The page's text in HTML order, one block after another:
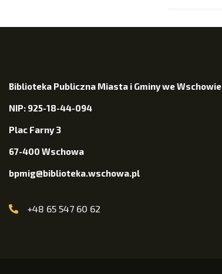
Biblioteka Publiczna Miasta i Gminy we Wschowie
NIP: 925-18-44-094
Plac Farny 3
67-400 Wschowa
bpmig@biblioteka.wschowa.pl
+48 65 547 60 62